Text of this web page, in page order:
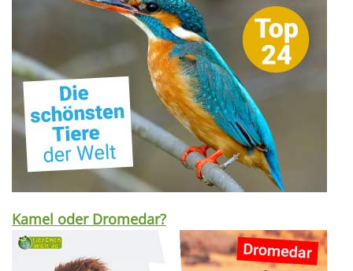
Kamel oder Dromedar?